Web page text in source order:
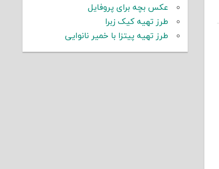
عکس بچه برای پروفایل
طرز تهیه کیک زبرا
طرز تهیه پیتزا با خمیر نانوایی